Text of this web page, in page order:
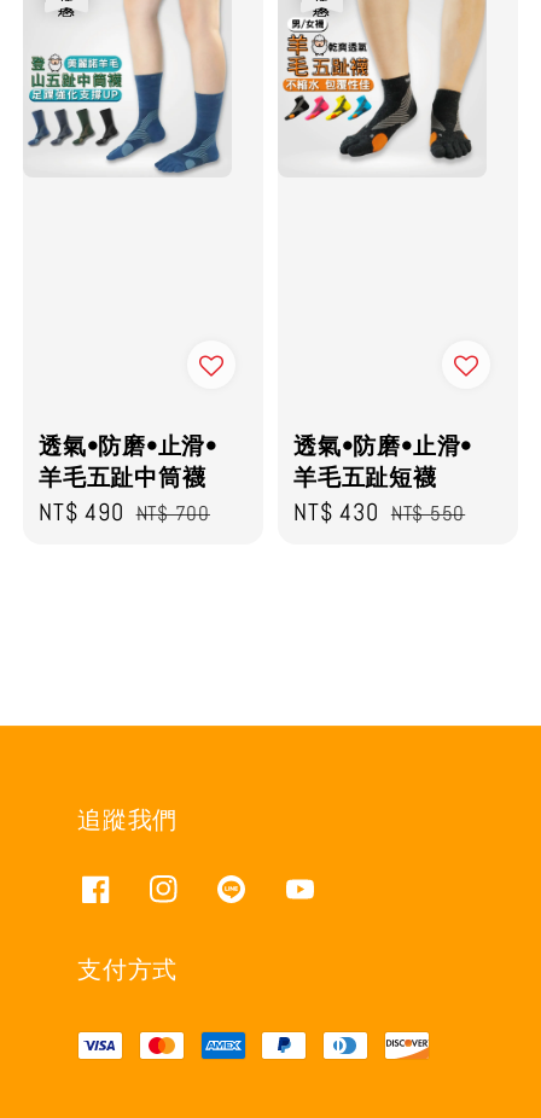
透氣•防磨•止滑•
羊毛五趾中筒襪
Sale
NT$ 490 Regular
NT$ 700
透氣•防磨•止滑•
羊毛五趾短襪
Sale
NT$ 430 Regular
NT$ 550
追蹤我們
支付方式